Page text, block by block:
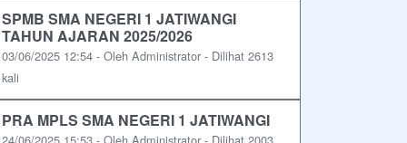
SPMB SMA NEGERI 1 JATIWANGI
TAHUN AJARAN 2025/2026
03/06/2025 12:54 - Oleh Administrator - Dilihat 2613
kali
PRA MPLS SMA NEGERI 1 JATIWANGI